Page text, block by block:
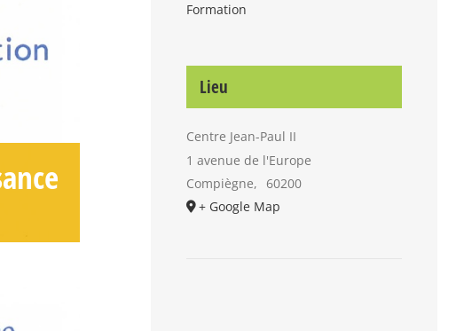
Formation
Lieu
Centre Jean-Paul II
1 avenue de l'Europe
Compiègne, 60200
+ Google Map